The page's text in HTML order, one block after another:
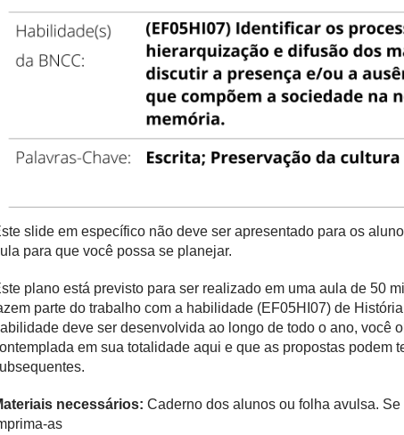
slide em específico não deve ser apresentado para os
para que você possa se planejar.
plano está previsto para ser realizado em uma aula de 50
parte do trabalho com a habilidade (EF05HI07) de
deve ser desenvolvida ao longo de todo o ano, você
em sua totalidade aqui e que as propostas podem
necessários: Caderno dos alunos ou folha avulsa.
as